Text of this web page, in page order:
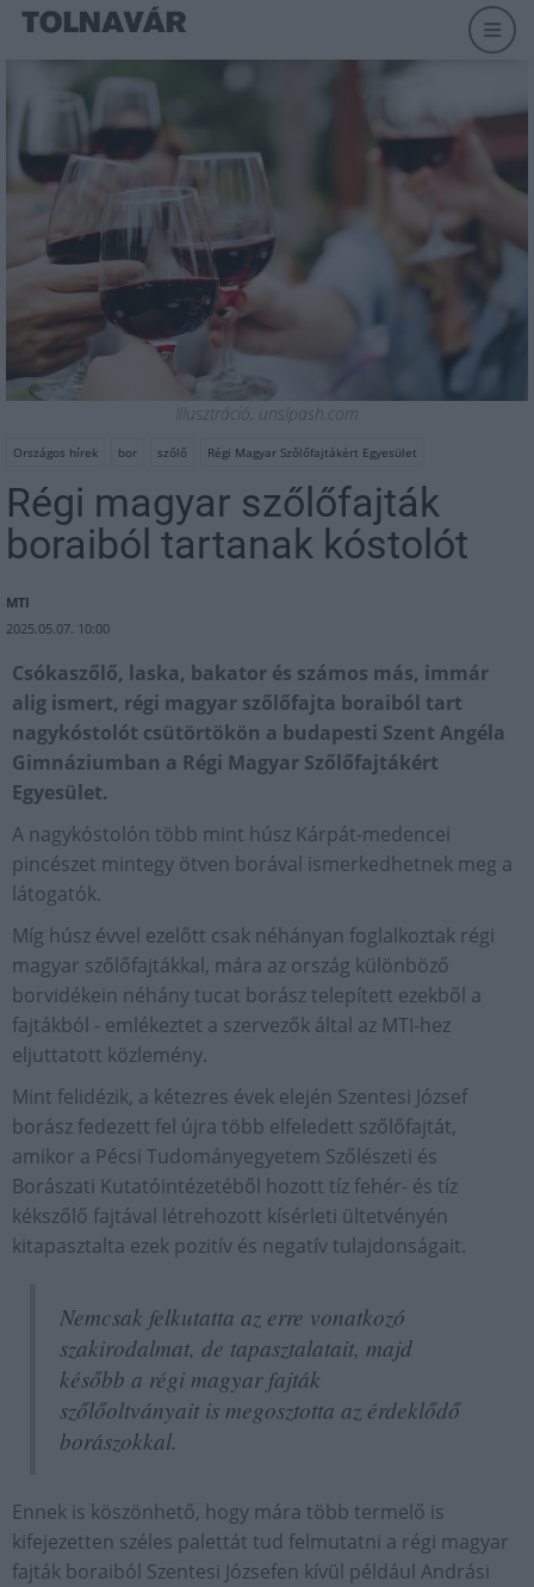
Illusztráció, unslpash.com
Országos hírek bor szőlő Régi Magyar Szőlőfajtákért Egyesület
Régi magyar szőlőfajták
boraiból tartanak kóstolót
MTI
2025.05.07. 10:00
Csókaszőlő, laska, bakator és számos más, immár
alig ismert, régi magyar szőlőfajta boraiból tart
nagykóstolót csütörtökön a budapesti Szent Angéla
Gimnáziumban a Régi Magyar Szőlőfajtákért
Egyesület.
A nagykóstolón több mint húsz Kárpát-medencei
pincészet mintegy ötven borával ismerkedhetnek meg a
látogatók.
Míg húsz évvel ezelőtt csak néhányan foglalkoztak régi
magyar szőlőfajtákkal, mára az ország különböző
borvidékein néhány tucat borász telepített ezekből a
fajtákból - emlékeztet a szervezők által az MTI-hez
eljuttatott közlemény.
Mint felidézik, a kétezres évek elején Szentesi József
borász fedezett fel újra több elfeledett szőlőfajtát,
amikor a Pécsi Tudományegyetem Szőlészeti és
Borászati Kutatóintézetéből hozott tíz fehér- és tíz
kékszőlő fajtával létrehozott kísérleti ültetvényén
kitapasztalta ezek pozitív és negatív tulajdonságait.
Nemcsak felkutatta az erre vonatkozó
szakirodalmat, de tapasztalatait, majd
később a régi magyar fajták
szőlőoltványait is megosztotta az érdeklődő
borászokkal.
Ennek is köszönhető, hogy mára több termelő is
kifejezetten széles palettát tud felmutatni a régi magyar
fajták boraiból Szentesi Józsefen kívül például Andrási